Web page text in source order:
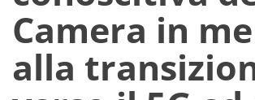
Camera in
alla